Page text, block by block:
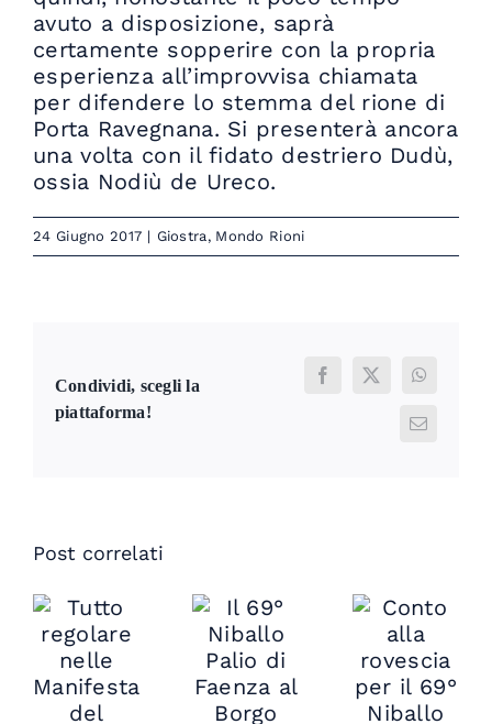
avuto a disposizione, saprà
certamente sopperire con la propria
esperienza all’improvvisa chiamata
per difendere lo stemma del rione di
Porta Ravegnana. Si presenterà ancora
una volta con il fidato destriero Dudù,
ossia Nodiù de Ureco.
24 Giugno 2017 | Giostra , Mondo Rioni
Condividi, scegli la
piattaforma!
Facebook
X
Email
Post correlati